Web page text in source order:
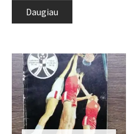
Daugiau